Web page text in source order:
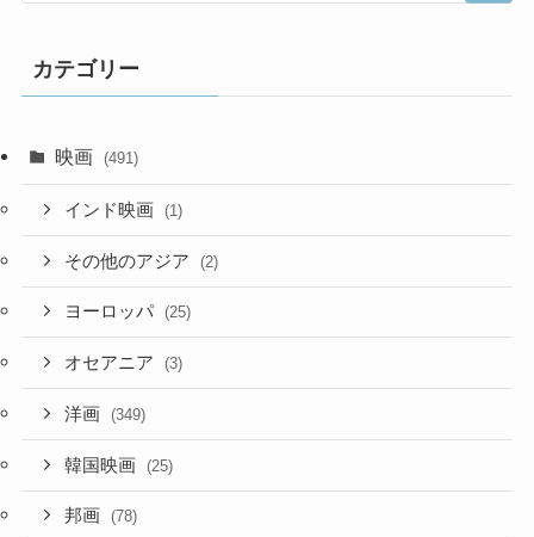
カテゴリー
映画 (491)
インド映画 (1)
その他のアジア (2)
ヨーロッパ (25)
オセアニア (3)
洋画 (349)
韓国映画 (25)
邦画 (78)